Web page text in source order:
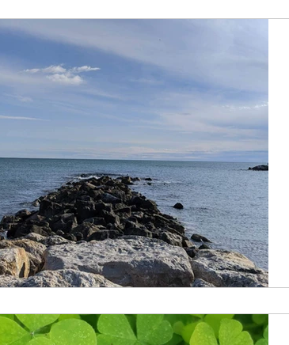
Pensées du jour Croyances
estime de soi Votre communauté
Journal de bord